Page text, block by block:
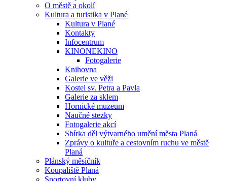
O městě a okolí
Kultura a turistika v Plané
Kultura v Plané
Kontakty
Infocentrum
KINONEKINO
Fotogalerie
Knihovna
Galerie ve věži
Kostel sv. Petra a Pavla
Galerie za sklem
Hornické muzeum
Naučné stezky
Fotogalerie akcí
Sbírka děl výtvarného umění města Planá
Zprávy o kultuře a cestovním ruchu ve městě
Planá
Plánský měsíčník
Koupaliště Planá
Sportovní kluby